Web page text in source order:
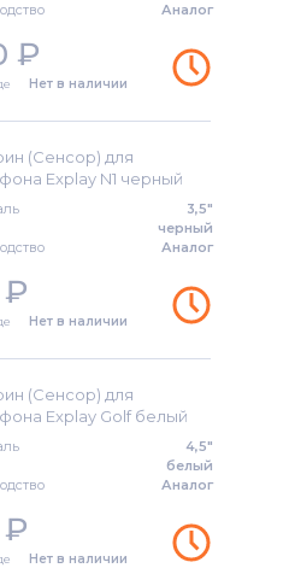
Lenovo
HP
PSP
LG
Аналог
₽
Нет в наличии
(Сенсор) для
Explay N1 черный
3,5"
черный
Аналог
₽
Нет в наличии
(Сенсор) для
Explay Golf белый
4,5"
белый
Аналог
₽
Нет в наличии